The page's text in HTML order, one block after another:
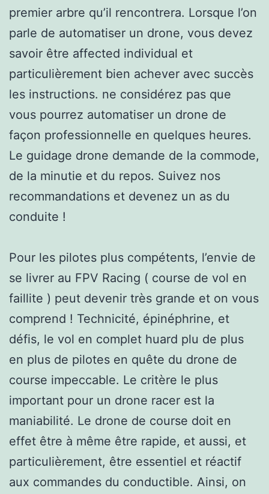
premier arbre qu’il rencontrera. Lorsque l’on
parle de automatiser un drone, vous devez
savoir être affected individual et
particulièrement bien achever avec succès
les instructions. ne considérez pas que
vous pourrez automatiser un drone de
façon professionnelle en quelques heures.
Le guidage drone demande de la commode,
de la minutie et du repos. Suivez nos
recommandations et devenez un as du
conduite !
Pour les pilotes plus compétents, l’envie de
se livrer au FPV Racing ( course de vol en
faillite ) peut devenir très grande et on vous
comprend ! Technicité, épinéphrine, et
défis, le vol en complet huard plu de plus
en plus de pilotes en quête du drone de
course impeccable. Le critère le plus
important pour un drone racer est la
maniabilité. Le drone de course doit en
effet être à même être rapide, et aussi, et
particulièrement, être essentiel et réactif
aux commandes du conductible. Ainsi, on